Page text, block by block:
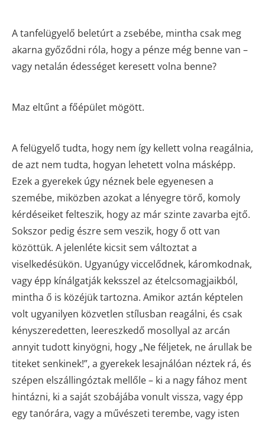
A tanfelügyelő beletúrt a zsebébe, mintha csak meg
akarna győződni róla, hogy a pénze még benne van –
vagy netalán édességet keresett volna benne?
Maz eltűnt a főépület mögött.
A felügyelő tudta, hogy nem így kellett volna reagálnia,
de azt nem tudta, hogyan lehetett volna másképp.
Ezek a gyerekek úgy néznek bele egyenesen a
szemébe, miközben azokat a lényegre törő, komoly
kérdéseiket felteszik, hogy az már szinte zavarba ejtő.
Sokszor pedig észre sem veszik, hogy ő ott van
közöttük. A jelenléte kicsit sem változtat a
viselkedésükön. Ugyanúgy viccelődnek, káromkodnak,
vagy épp kínálgatják keksszel az ételcsomagjaikból,
mintha ő is közéjük tartozna. Amikor aztán képtelen
volt ugyanilyen közvetlen stílusban reagálni, és csak
kényszeredetten, leereszkedő mosollyal az arcán
annyit tudott kinyögni, hogy „Ne féljetek, ne árullak be
titeket senkinek!”, a gyerekek lesajnálóan néztek rá, és
szépen elszállingóztak mellőle – ki a nagy fához ment
hintázni, ki a saját szobájába vonult vissza, vagy épp
egy tanórára, vagy a művészeti terembe, vagy isten